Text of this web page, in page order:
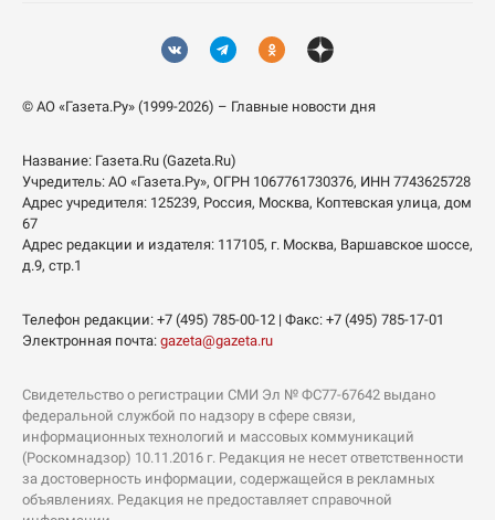
© АО «Газета.Ру» (1999-2026) – Главные новости дня
Название: Газета.Ru (Gazeta.Ru)
Учредитель: АО «Газета.Ру», ОГРН 1067761730376, ИНН 7743625728
Адрес учредителя: 125239, Россия, Москва, Коптевская улица, дом
67
Адрес редакции и издателя: 117105, г. Москва, Варшавское шоссе,
д.9, стр.1
Телефон редакции: +7 (495) 785-00-12 | Факс: +7 (495) 785-17-01
Электронная почта: gazeta@gazeta.ru
Свидетельство о регистрации СМИ Эл № ФС77-67642 выдано
федеральной службой по надзору в сфере связи,
информационных технологий и массовых коммуникаций
(Роскомнадзор) 10.11.2016 г. Редакция не несет ответственности
за достоверность информации, содержащейся в рекламных
объявлениях. Редакция не предоставляет справочной